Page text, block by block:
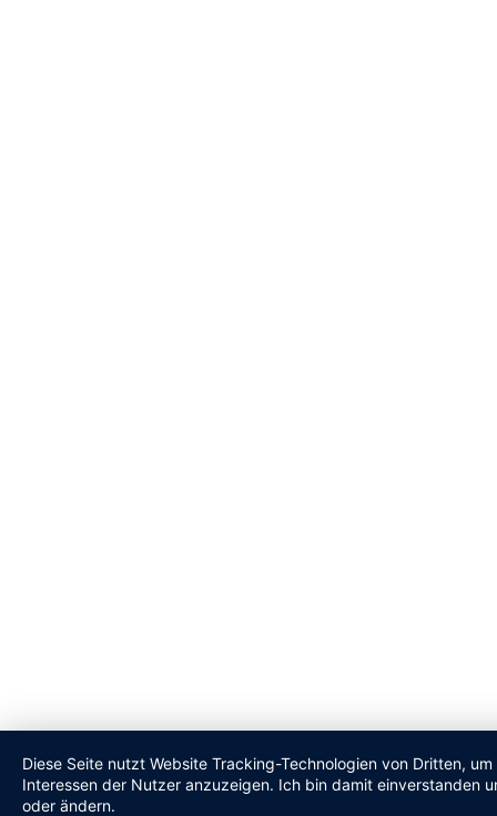
Diese Seite nutzt Website Tracking-Technologien von Dritten,
Interessen der Nutzer anzuzeigen. Ich bin damit einverstanden
oder ändern.